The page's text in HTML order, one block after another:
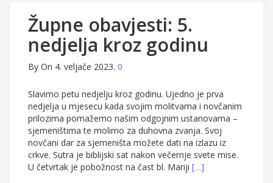
Župne obavjesti: 5.
nedjelja kroz godinu
By On 4. veljače 2023. 0
Slavimo petu nedjelju kroz godinu. Ujedno je prva
nedjelja u mjesecu kada svojim molitvama i novčanim
prilozima pomažemo našim odgojnim ustanovama –
sjemeništima te molimo za duhovna zvanja. Svoj
novčani dar za sjemeništa možete dati na izlazu iz
crkve. Sutra je biblijski sat nakon večernje svete mise.
U četvrtak je pobožnost na čast bl. Mariji […]